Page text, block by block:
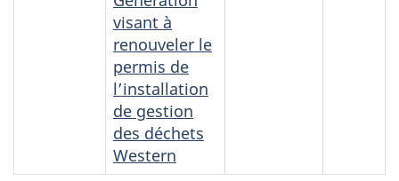
visant à
renouveler le
permis de
l’installation
de gestion
des déchets
Western